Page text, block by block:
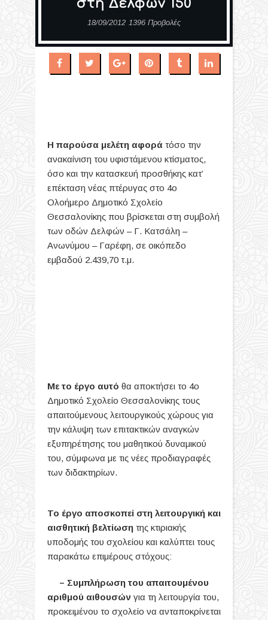
στη Δελφών 150
18/09/2012 1396 Προβολές
Η παρούσα μελέτη αφορά τόσο την
ανακαίνιση του υφιστάμενου κτίσματος,
όσο και την κατασκευή προσθήκης κατ’
επέκταση νέας πτέρυγας στο 4ο
Ολοήμερο Δημοτικό Σχολείο
Θεσσαλονίκης που βρίσκεται στη συμβολή
των οδών Δελφών – Γ. Κατσάλη –
Ανωνύμου – Γαρέφη, σε οικόπεδο
εμβαδού 2.439,70 τ.μ.
Με το έργο αυτό θα αποκτήσει το 4ο
Δημοτικό Σχολείο Θεσσαλονίκης τους
απαιτούμενους λειτουργικούς χώρους για
την κάλυψη των επιτακτικών αναγκών
εξυπηρέτησης του μαθητικού δυναμικού
του, σύμφωνα με τις νέες προδιαγραφές
των διδακτηρίων.
Το έργο αποσκοπεί στη λειτουργική και
αισθητική βελτίωση της κτιριακής
υποδομής του σχολείου και καλύπτει τους
παρακάτω επιμέρους στόχους:
– Συμπλήρωση του απαιτουμένου
αριθμού αιθουσών για τη λειτουργία του,
προκειμένου το σχολείο να ανταποκρίνεται